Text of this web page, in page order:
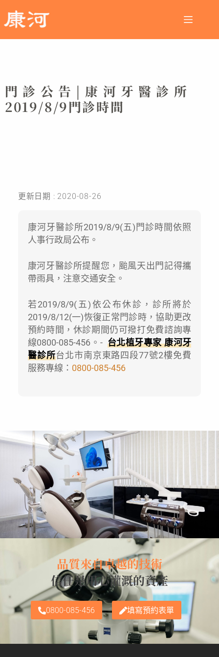
門診公告|康河牙醫診所
2019/8/9門診時間
更新日期 : 2020-08-26
康河牙醫診所2019/8/9(五)門診時間依照
人事行政局公布。
康河牙醫診所提醒您，颱風天出門記得攜
帶雨具，注意交通安全。
若2019/8/9(五)依公布休診，診所將於
2019/8/12(一)恢復正常門診時，協助更改
預約時間，休診期間仍可撥打免費諮詢專
線0800-085-456。- 台北植牙專家 康河牙
醫診所台北市南京東路四段77號2樓免費
服務專線： 0800-085-456
品質來自卓越的技術
信任是用心灌溉的資產
0800-085-456 填寫預約表單